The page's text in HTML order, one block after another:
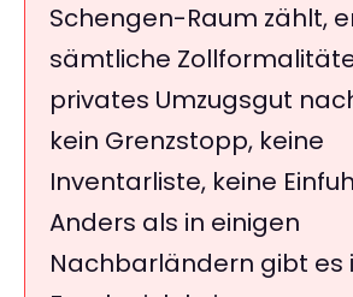
Schengen-Raum zählt,
sämtliche
privates Umzugsgut
kein Grenzstopp, keine
Inventarliste, keine
Anders als in einigen
Nachbarländern gibt es